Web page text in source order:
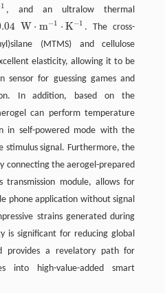
1 , and an ultralow thermal
W ⋅ m−1 ⋅ K−1
W⋅m- 1⋅K
. The cross-
(MTMS) and cellulose
elasticity, allowing it to be
sensor for guessing games and
In addition, based on the
can perform temperature
in self-powered mode with the
stimulus signal. Furthermore, the
connecting the aerogel-prepared
module, allows for
phone application without signal
strains generated during
is significant for reducing global
provides a revelatory path for
into high-value-added smart